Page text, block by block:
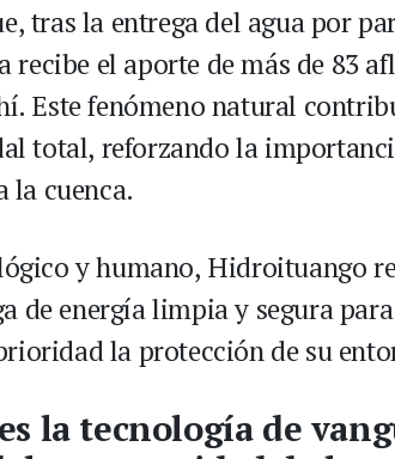
tras la entrega del agua por
recibe el aporte de más de 83
Este fenómeno natural
total, reforzando la
la cuenca.
y humano, Hidroituango
de energía limpia y segura
la protección de su
la tecnología de